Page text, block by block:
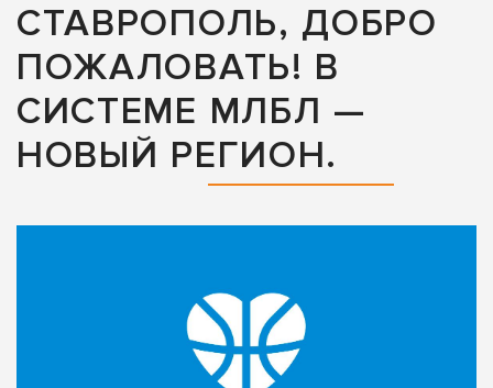
СТАВРОПОЛЬ, ДОБРО
ПОЖАЛОВАТЬ! В
СИСТЕМЕ МЛБЛ —
НОВЫЙ РЕГИОН.